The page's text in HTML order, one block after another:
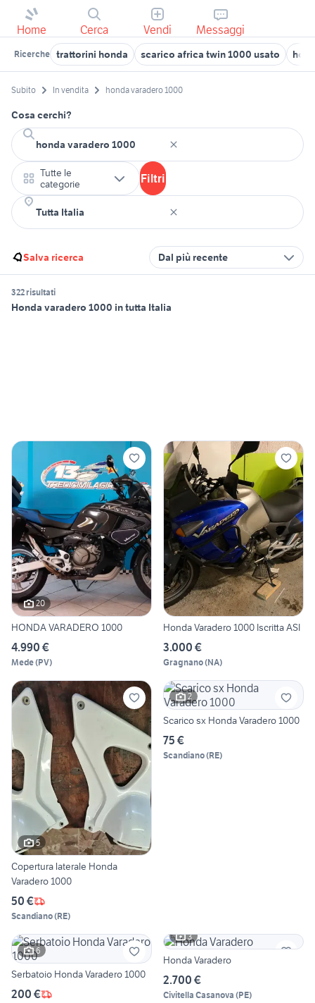
Home Cerca Vendi Messaggi
Ricerche trattorini honda scarico africa twin 1000 usato
Subito In vendita honda varadero 1000
Cosa cerchi?
Tutte le
categorie
Filtri
Salva ricerca Dal più recente
322 risultati
Honda varadero 1000 in tutta Italia
20
HONDA VARADERO 1000
4.990 €
Mede(PV)
Honda Varadero 1000 Iscritta ASI
3.000 €
Gragnano(NA)
5
Copertura laterale Honda
Varadero 1000
50 €
Scandiano(RE)
2
Scarico sx Honda Varadero 1000
75 €
Scandiano(RE)
6
Serbatoio Honda Varadero 1000
200 €
3
Honda Varadero
2.700 €
Civitella Casanova (PE)